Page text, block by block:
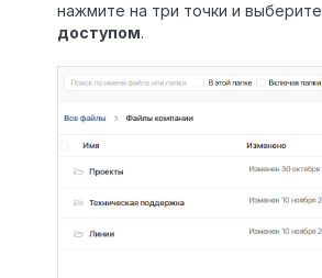
нажмите на три точки и выберите
доступом.